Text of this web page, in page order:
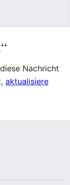
Nachricht
aktualisiere